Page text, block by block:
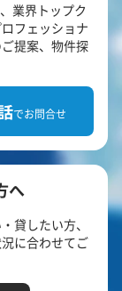
業界トップク
フェッショナ
提案、物件探
でお問合せ
へ
貸したい方、
に合わせてご